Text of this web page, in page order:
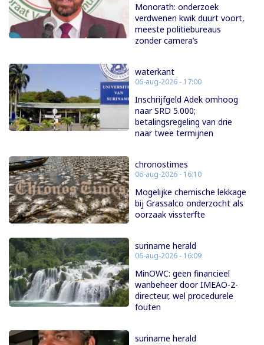
Monorath: onderzoek
verdwenen kwik duurt voort,
meeste politiebureaus
zonder camera’s
waterkant
06-aug-2026 - 17:00
Inschrijfgeld Adek omhoog
naar SRD 5.000;
betalingsregeling van drie
naar twee termijnen
chronostimes
06-aug-2026 - 16:10
Mogelijke chemische lekkage
bij Grassalco onderzocht als
oorzaak vissterfte
suriname herald
06-aug-2026 - 16:09
MinOWC: geen financieel
wanbeheer door IMEAO-2-
directeur, wel procedurele
fouten
suriname herald